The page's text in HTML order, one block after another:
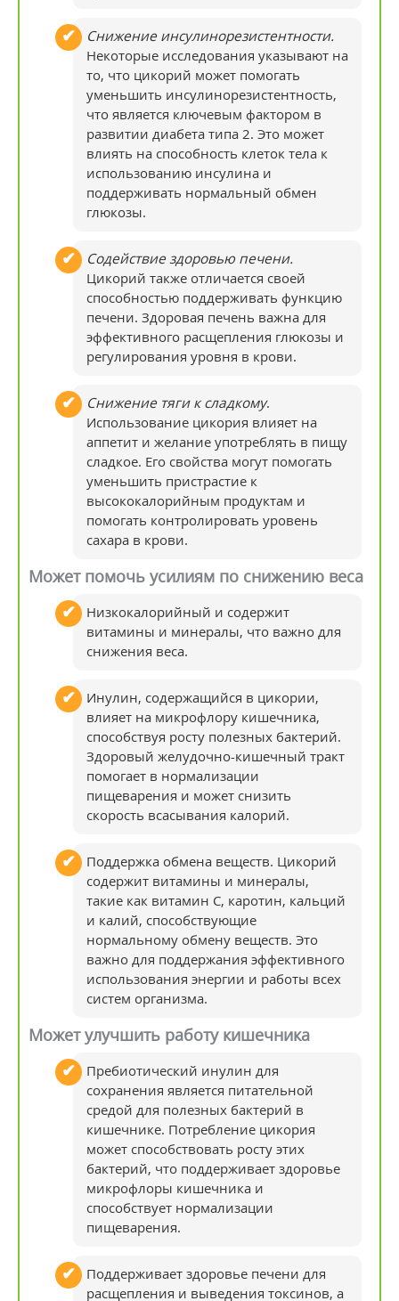
Снижение инсулинорезистентности.
Некоторые исследования указывают на
то, что цикорий может помогать
уменьшить инсулинорезистентность,
что является ключевым фактором в
развитии диабета типа 2. Это может
влиять на способность клеток тела к
использованию инсулина и
поддерживать нормальный обмен
глюкозы.
Содействие здоровью печени.
Цикорий также отличается своей
способностью поддерживать функцию
печени. Здоровая печень важна для
эффективного расщепления глюкозы и
регулирования уровня в крови.
Снижение тяги к сладкому.
Использование цикория влияет на
аппетит и желание употреблять в пищу
сладкое. Его свойства могут помогать
уменьшить пристрастие к
высококалорийным продуктам и
помогать контролировать уровень
сахара в крови.
Может помочь усилиям по снижению веса
Низкокалорийный и содержит
витамины и минералы, что важно для
снижения веса.
Инулин, содержащийся в цикории,
влияет на микрофлору кишечника,
способствуя росту полезных бактерий.
Здоровый желудочно-кишечный тракт
помогает в нормализации
пищеварения и может снизить
скорость всасывания калорий.
Поддержка обмена веществ. Цикорий
содержит витамины и минералы,
такие как витамин С, каротин, кальций
и калий, способствующие
нормальному обмену веществ. Это
важно для поддержания эффективного
использования энергии и работы всех
систем организма.
Может улучшить работу кишечника
Пребиотический инулин для
сохранения является питательной
средой для полезных бактерий в
кишечнике. Потребление цикория
может способствовать росту этих
бактерий, что поддерживает здоровье
микрофлоры кишечника и
способствует нормализации
пищеварения.
Поддерживает здоровье печени для
расщепления и выведения токсинов, а